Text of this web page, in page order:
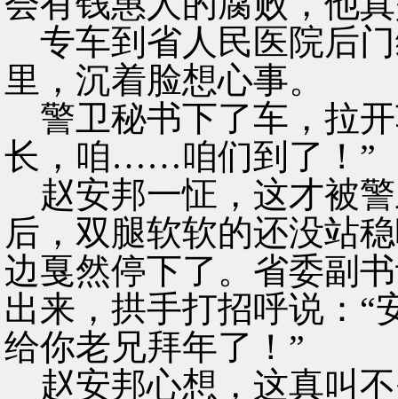
专车到省人民医院后
里，沉着脸想心事。
警卫秘书下了车，拉
长，咱……咱们到了！”
赵安邦一怔，这才被
后，双腿软软的还没站
边戛然停下了。省委副
出来，拱手打招呼说：“
给你老兄拜年了！”
赵安邦心想，这真叫